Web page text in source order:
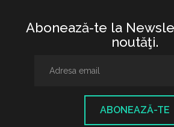
Abonează-te la
noutăţi.
ABONEAZĂ-TE